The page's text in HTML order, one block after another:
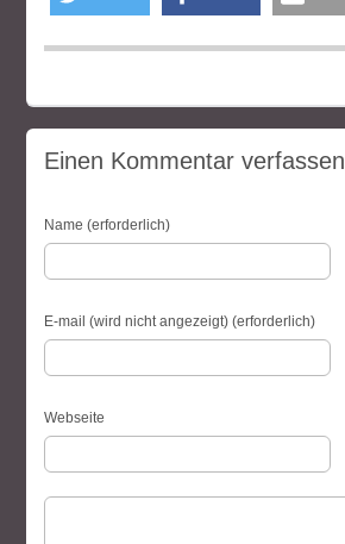
twittern teilen e-mail
Einen Kommentar verfassen
Name (erforderlich)
E-mail (wird nicht angezeigt) (erforderlich)
Webseite